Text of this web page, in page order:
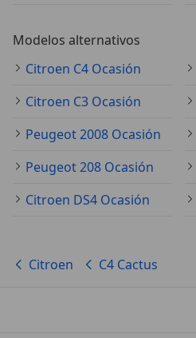
Modelos alternativos
Citroen C4 Ocasión
Citroen C3 Ocasión
Peugeot 2008 Ocasión
Peugeot 208 Ocasión
Citroen DS4 Ocasión
Citroen C4 Cactus